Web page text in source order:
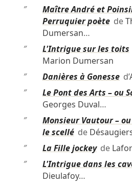
″
Maître André et
Perruquier poètede
Dumersan…
″
L'Intrigue sur les toits
Marion Dumersan
″
Danières à Gonessed’
″
Le Pont des Arts – ou
Georges Duval…
″
Monsieur Vautour –
le scelléde
″
La Fille jockeyde
″
L'Intrigue dans les
Dieulafoy…